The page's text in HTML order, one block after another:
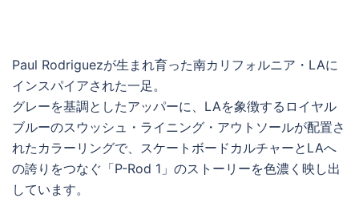
Paul Rodriguezが生まれ育った南カリフォルニア・LAに
インスパイアされた一足。
グレーを基調としたアッパーに、LAを象徴するロイヤル
ブルーのスウッシュ・ライニング・アウトソールが配置さ
れたカラーリングで、スケートボードカルチャーとLAへ
の誇りをつなぐ「P-Rod 1」のストーリーを色濃く映し出
しています。